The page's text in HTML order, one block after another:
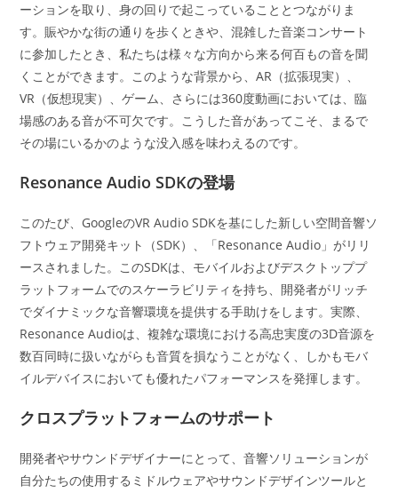
ーションを取り、身の回りで起こっていることとつながりま
す。賑やかな街の通りを歩くときや、混雑した音楽コンサート
に参加したとき、私たちは様々な方向から来る何百もの音を聞
くことができます。このような背景から、AR（拡張現実）、
VR（仮想現実）、ゲーム、さらには360度動画においては、臨
場感のある音が不可欠です。こうした音があってこそ、まるで
その場にいるかのような没入感を味わえるのです。
Resonance Audio SDKの登場
このたび、GoogleのVR Audio SDKを基にした新しい空間音響ソ
フトウェア開発キット（SDK）、「Resonance Audio」がリリ
ースされました。このSDKは、モバイルおよびデスクトッププ
ラットフォームでのスケーラビリティを持ち、開発者がリッチ
でダイナミックな音響環境を提供する手助けをします。実際、
Resonance Audioは、複雑な環境における高忠実度の3D音源を
数百同時に扱いながらも音質を損なうことがなく、しかもモバ
イルデバイスにおいても優れたパフォーマンスを発揮します。
クロスプラットフォームのサポート
開発者やサウンドデザイナーにとって、音響ソリューションが
自分たちの使用するミドルウェアやサウンドデザインツールと